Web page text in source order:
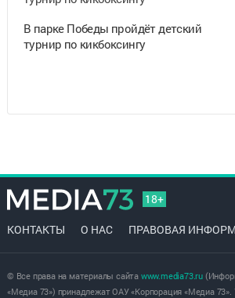
В парке Победы пройдёт детский
турнир по кикбоксингу
18+
КОНТАКТЫ О НАС ПРАВОВАЯ
© Все права на материалы сайта www.media73.ru
«Медиа 73») принадлежат ОАУ «Корпорация «Медиа 73».